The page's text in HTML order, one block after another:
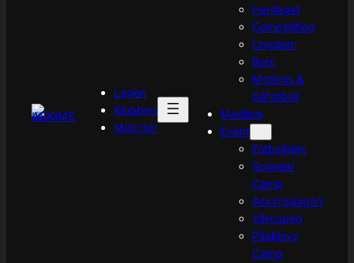
Lagen
Klubben
Matcher
Herrlaget
Competition
Ungdom
Barn
Motions &
Gåfotboll
Medlem
Event
Fotbollslek
Sommar
Camp
Askimsdagen
Vårcupen
Påsklovs
Camp